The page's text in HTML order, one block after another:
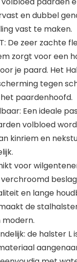
en dubbel
vast te maken.
De zeer zachte
zorgt voor een
je paard. Het
tegen
paardenhoofd.
Een ideale
volbloed
kinriem en
voor
en lange
de
modern.
de halster L